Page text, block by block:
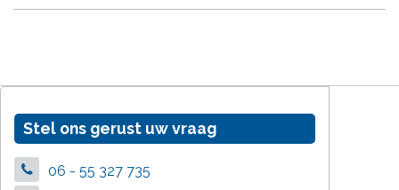
Stel ons gerust uw vraag
06 - 55 327 735